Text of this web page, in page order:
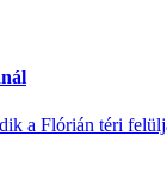
a Flórián téri